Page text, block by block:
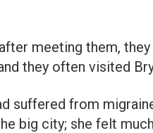
meeting them,
they often visited
suffered from
big city; she felt